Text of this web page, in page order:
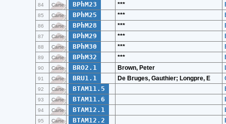
84 Carte BPhM23 ***
85 Carte BPhM25 ***
86 Carte BPhM28 ***
87 Carte BPhM29 ***
88 Carte BPhM30 ***
89 Carte BPhM32 ***
90 Carte BRO2.1 Brown, Peter
91 Carte BRU1.1 De Bruges, Gauthier; Longpre, E
92 Carte BTAM11.5
93 Carte BTAM11.6
94 Carte BTAM12.1
95 Carte BTAM12.2